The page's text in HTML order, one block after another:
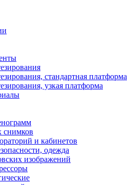
стандартная платформа
узкая платформа
снимков
и кабинетов
одежда
изображений